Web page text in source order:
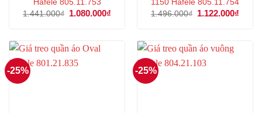
Hafele 805.11.753
1.441.000₫
Giá
1.080.000₫
1.080.000₫.
1150 Hafele 805.11.754
1.496.000₫
Giá
1.122.000₫
-25% -25%